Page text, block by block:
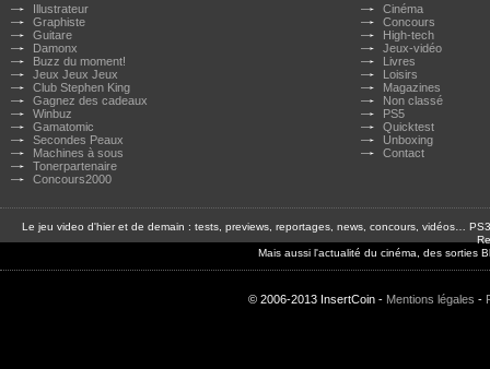
Illustrateur
Graphiste
Guitare
Damonx
Buzz du moment!
Jeux Jeux Jeux
Club Stephen King
Gagnez des cadeaux
Winbuz
Gamatomic
Secondes Peaux
Machines à sous
Tonerpartenaire
Concours2000
Cinéma
Concours
High-tech
Jeux-vidéo
Livres
Loisirs
Magazines
Non classé
PS5
Quicktest
Unboxing
Contact
Le jeu video d'hier et de demain : tests, previews, reportages, news, concours, vidéos…
Mais aussi l'actualité du cinéma, des sorties
© 2006-2013 InsertCoin - Mentions légales -